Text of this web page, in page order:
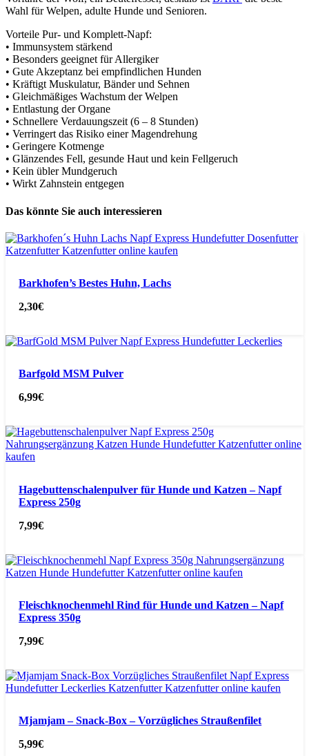
Wahl für Welpen, adulte Hunde und Senioren.
Vorteile Pur- und Komplett-Napf:
• Immunsystem stärkend
• Besonders geeignet für Allergiker
• Gute Akzeptanz bei empfindlichen Hunden
• Kräftigt Muskulatur, Bänder und Sehnen
• Gleichmäßiges Wachstum der Welpen
• Entlastung der Organe
• Schnellere Verdauungszeit (6 – 8 Stunden)
• Verringert das Risiko einer Magendrehung
• Geringere Kotmenge
• Glänzendes Fell, gesunde Haut und kein Fellgeruch
• Kein übler Mundgeruch
• Wirkt Zahnstein entgegen
Das könnte Sie auch interessieren
Barkhofen’s Bestes Huhn, Lachs
2,30€
Barfgold MSM Pulver
6,99€
Hagebuttenschalenpulver für Hunde und Katzen – Napf
Express 250g
7,99€
Fleischknochenmehl Rind für Hunde und Katzen – Napf
Express 350g
7,99€
Mjamjam – Snack-Box – Vorzügliches Straußenfilet
5,99€